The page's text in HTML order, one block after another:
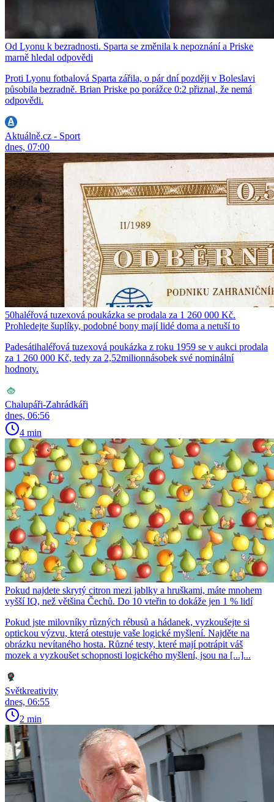
Od Lyonu k bezradnosti. Sparta se změnila k nepoznání a Priske
marně hledal odpovědi
Proti Lyonu fotbalová Sparta zářila, o pár dní později v Boleslavi
působila bezradně. Brian Priske po porážce 0:2 přiznal, že nemá
odpovědi.
Aktuálně.cz - Sport
dnes, 07:00
50haléřová tuzexová poukázka se prodala za 1 260 000 Kč.
Prohledejte šuplíky, podobné bony mají lidé doma a netuší to
Padesátihaléřová tuzexová poukázka z roku 1959 se v aukci prodala
za 1 260 000 Kč, tedy za 2,52milionnásobek své nominální
hodnoty.
Chalupáři-Zahrádkáři
dnes, 06:56
4 min
Pokud najdete skrytý citron mezi jablky a hruškami, máte mnohem
vyšší IQ, než většina Čechů. Do 10 vteřin to dokáže jen 1 % lidí
Pokud jste milovníky různých rébusů a hádanek, vyzkoušejte si
optickou výzvu, která otestuje vaše logické myšlení. Najděte na
obrázku nevítaného hosta. Různé testy, které mají potrápit váš
mozek a vyzkoušet schopnosti logického myšlení, jsou na [...]...
Světkreativity
dnes, 06:55
2 min